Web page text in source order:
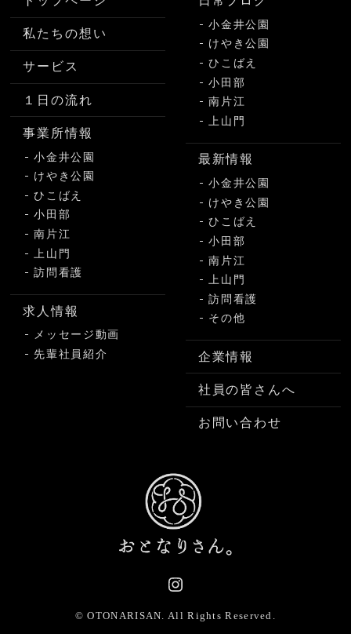
私たちの想い
サービス
１日の流れ
事業所情報
小金井公園
けやき公園
ひこばえ
小田部
南片江
上山門
訪問看護
求人情報
メッセージ動画
先輩社員紹介
小金井公園
けやき公園
ひこばえ
小田部
南片江
上山門
最新情報
小金井公園
けやき公園
ひこばえ
小田部
南片江
上山門
訪問看護
その他
企業情報
社員の皆さんへ
お問い合わせ
© OTONARISAN. All Rights Reserved.